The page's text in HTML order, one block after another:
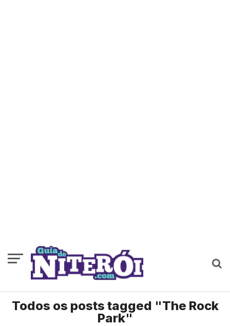
Todos os posts tagged "The Rock
Park"